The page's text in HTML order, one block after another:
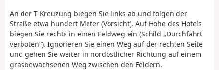
An der T-Kreuzung biegen Sie links ab und folgen der
Straße etwa hundert Meter (Vorsicht). Auf Höhe des Hotels
biegen Sie rechts in einen Feldweg ein (Schild „Durchfahrt
verboten“). Ignorieren Sie einen Weg auf der rechten Seite
und gehen Sie weiter in nordöstlicher Richtung auf einem
grasbewachsenen Weg zwischen den Feldern.